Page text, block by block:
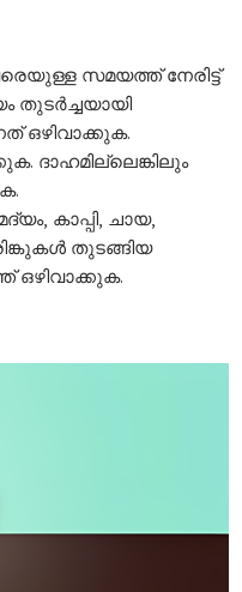
സമയത്ത് നേരിട്ട്
തുടർച്ചയായി
ഒഴിവാക്കുക.
ദാഹമില്ലെങ്കിലും
കാപ്പി, ചായ,
തുടങ്ങിയ
ഒഴിവാക്കുക.